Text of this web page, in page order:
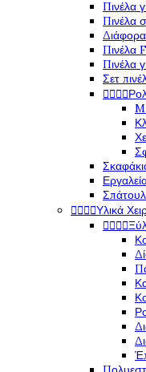
Πινέλα
Πινέλα
Πινέλα
Πινέλα
Σετ

Υλικά
